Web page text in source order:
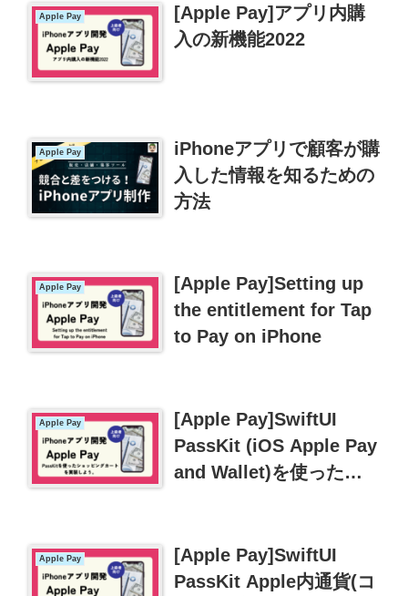
Apple Pay
[Apple Pay]アプリ内購
入の新機能2022
Apple Pay
iPhoneアプリで顧客が購
入した情報を知るための
方法
Apple Pay
[Apple Pay]Setting up
the entitlement for Tap
to Pay on iPhone
Apple Pay
[Apple Pay]SwiftUI
PassKit (iOS Apple Pay
and Wallet)を使ったシ
Apple Pay
[Apple Pay]SwiftUI
PassKit Apple内通貨(コ